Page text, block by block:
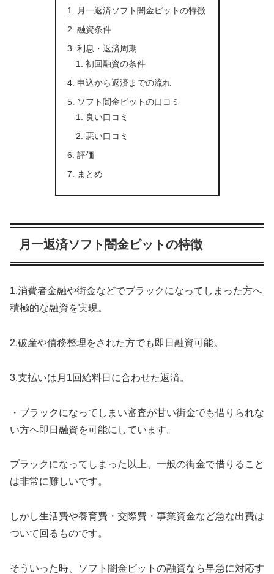
月一返済ソフト闇金ピットの特徴
融資条件
利息・返済周期
初回融資の条件
申込から返済までの流れ
ソフト闇金ピットの口コミ
良い口コミ
悪い口コミ
評価
まとめ
月一返済ソフト闇金ピットの特徴
1.消費者金融や街金などでブラックになってしまった方へ
積極的な融資を実現。
2.破産や債務整理をされた方でも即日融資可能。
3.支払いは月1回給料日に合わせた返済。
・ブラックになってしまい審査が甘い街金でも借りられな
い方へ即日融資を可能にしています。
ブラックになってしまった以上、一般の街金で借りること
は非常に難しいです。
しかし生活費や養育費・交際費・事業資金など急な出費は
ついて回るものです。
そういった時、ソフト闇金ピットの融資なら早急に対応す